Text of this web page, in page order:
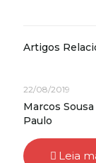
Artigos
22/08/2019
Marcos
Paulo
Leia